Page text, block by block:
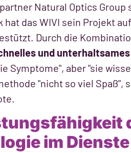
Natural Optics
hat das WIVI sein Projekt
Durch die
und
Symptome", aber "sie
"nicht so viel Spaß",
im